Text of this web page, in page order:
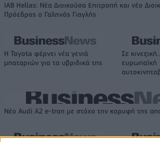
IAB Hellas: Νέα Διοικούσα Επιτροπή και νέο
Πρόεδρος ο Γαληνός Γιαγλής
Η Toyota φέρνει νέα γενιά
μπαταριών για τα υβριδικά της
Σε
ευρωπαϊκή
Νέο Audi A2 e-tron με στόχο την κορυφή της